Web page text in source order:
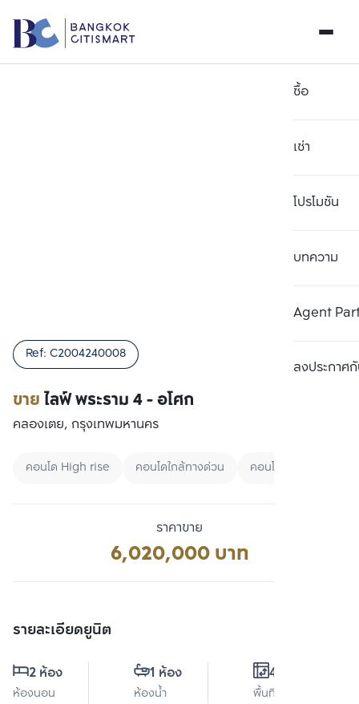
ซื้อ
เช่า
โปรโมชัน
บทความ
Agent
ลงประกาศกั
ขายไลฟ์ พระราม 4 - อโศก
Ref: C2004240008
คลองเตย, กรุงเทพมหานคร
คอนโด High rise คอนโดใกล้ทางด่วน คอนโดใกล้มหาลัย
ราคาขาย
6,020,000 บาท
รายละเอียดยูนิต
2 ห้อง
ห้องนอน
1 ห้อง
ห้องน้ำ
48 ตร.ม.
พื้นที่ใช้สอย
เปรียบเทียบ